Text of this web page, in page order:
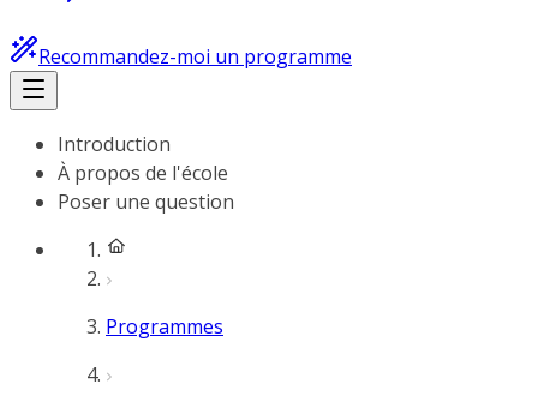
Recommandez-moi un programme
Introduction
À propos de l'école
Poser une question
Programmes